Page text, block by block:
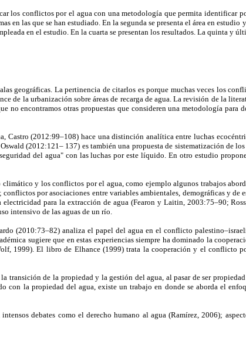
los conflictos por el agua con una metodología que permita identificar
en las que se han estudiado. En la segunda se presenta el área en
en el estudio. En la cuarta se presentan los resultados. La quinta y
geográficas. La pertinencia de citarlos es porque muchas veces los
la urbanización sobre áreas de recarga de agua. La revisión de la
encontramos otras propuestas que consideren una metodología para
(2012:99–108) hace una distinción analítica entre luchas
(2012:121– 137) es también una propuesta de sistematización de
del agua" con las luchas por este líquido. En otro estudio
y los conflictos por el agua, como ejemplo algunos trabajos
por asociaciones entre variables ambientales, demográficas y de
para la extracción de agua (Fearon y Laitin, 2003:75–90;
intensivo de las aguas de un río.
(2010:73–82) analiza el papel del agua en el conflicto
sugiere que en estas experiencias siempre ha dominado la
1999). El libro de Elhance (1999) trata la cooperación y el conflicto
transición de la propiedad y la gestión del agua, al pasar de ser
con la propiedad del agua, existe un trabajo en donde se aborda el
debates como el derecho humano al agua (Ramírez, 2006);